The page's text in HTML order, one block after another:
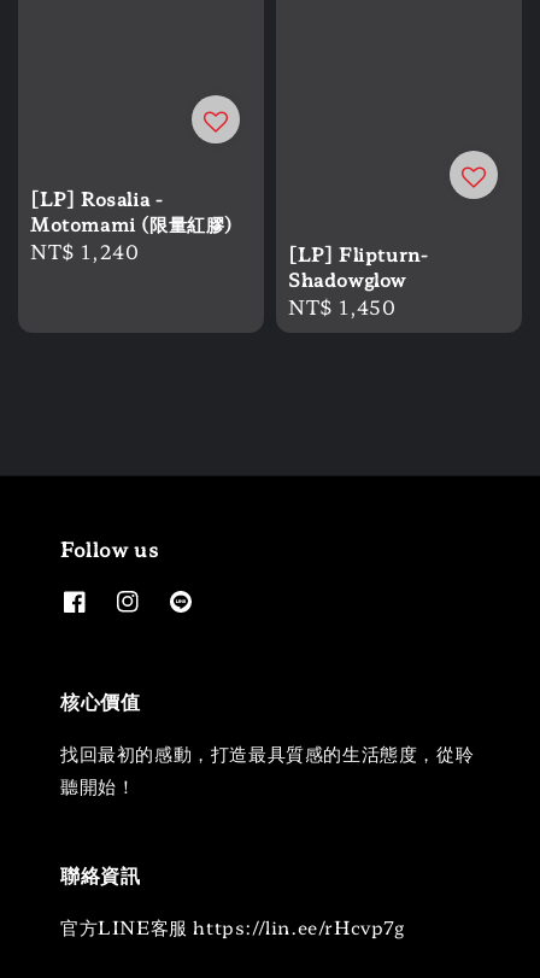
[LP] Rosalia -
Motomami (限量紅膠)
Regular
NT$ 1,240
[LP] Flipturn-
Shadowglow
Regular
price
NT$ 1,450
Follow us
核心價值
找回最初的感動，打造最具質感的生活態度，從聆
聽開始！
聯絡資訊
官方LINE客服 https://lin.ee/rHcvp7g